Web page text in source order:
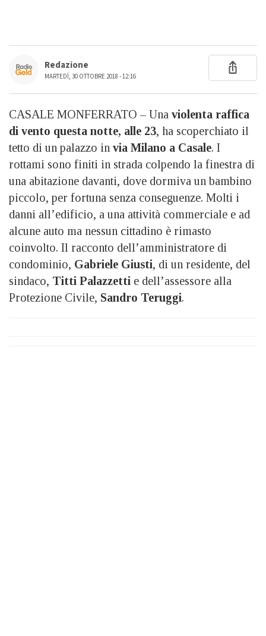
Redazione
MARTEDÌ, 30 OTTOBRE 2018 - 12:16
CASALE MONFERRATO – Una violenta raffica
di vento questa notte, alle 23, ha scoperchiato il
tetto di un palazzo in via Milano a Casale. I
rottami sono finiti in strada colpendo la finestra di
una abitazione davanti, dove dormiva un bambino
piccolo, per fortuna senza conseguenze. Molti i
danni all’edificio, a una attività commerciale e ad
alcune auto ma nessun cittadino è rimasto
coinvolto. Il racconto dell’amministratore di
condominio, Gabriele Giusti, di un residente, del
sindaco, Titti Palazzetti e dell’assessore alla
Protezione Civile, Sandro Teruggi.